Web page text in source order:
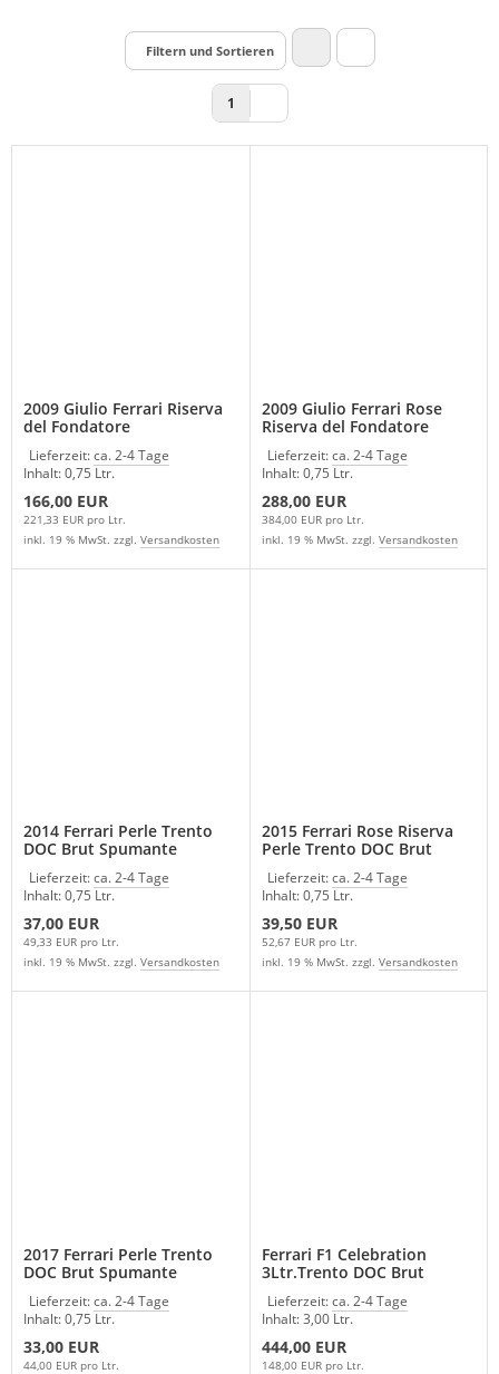
Filtern und Sortieren
1
2009 Giulio Ferrari Riserva
del Fondatore
Lieferzeit:ca. 2-4 Tage
Inhalt: 0,75 Ltr.
166,00 EUR
221,33 EUR pro Ltr.
inkl. 19 % MwSt. zzgl. Versandkosten
2009 Giulio Ferrari Rose
Riserva del Fondatore
Lieferzeit:ca. 2-4 Tage
Inhalt: 0,75 Ltr.
288,00 EUR
384,00 EUR pro Ltr.
inkl. 19 % MwSt. zzgl. Versandkosten
2014 Ferrari Perle Trento
DOC Brut Spumante
Lieferzeit:ca. 2-4 Tage
Inhalt: 0,75 Ltr.
37,00 EUR
49,33 EUR pro Ltr.
inkl. 19 % MwSt. zzgl. Versandkosten
2015 Ferrari Rose Riserva
Perle Trento DOC Brut
Lieferzeit:ca. 2-4 Tage
Inhalt: 0,75 Ltr.
39,50 EUR
52,67 EUR pro Ltr.
inkl. 19 % MwSt. zzgl. Versandkosten
2017 Ferrari Perle Trento
DOC Brut Spumante
Lieferzeit:ca. 2-4 Tage
Inhalt: 0,75 Ltr.
33,00 EUR
44,00 EUR pro Ltr.
Ferrari F1 Celebration
3Ltr.Trento DOC Brut
Lieferzeit:ca. 2-4 Tage
Inhalt: 3,00 Ltr.
444,00 EUR
148,00 EUR pro Ltr.